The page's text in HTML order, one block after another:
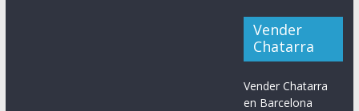
Vender
Chatarra
Vender Chatarra
en Barcelona